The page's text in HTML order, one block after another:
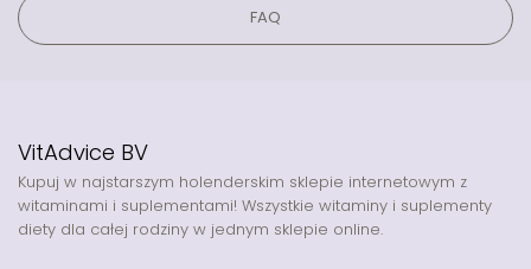
FAQ
VitAdvice BV
Kupuj w najstarszym holenderskim sklepie internetowym z
witaminami i suplementami! Wszystkie witaminy i suplementy
diety dla całej rodziny w jednym sklepie online.